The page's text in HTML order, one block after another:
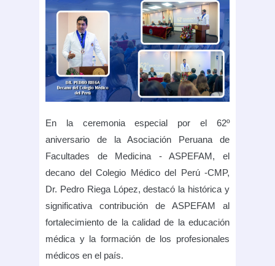
En la ceremonia especial por el 62º
aniversario de la Asociación Peruana de
Facultades de Medicina - ASPEFAM, el
decano del Colegio Médico del Perú -CMP,
Dr. Pedro Riega López, destacó la histórica y
significativa contribución de ASPEFAM al
fortalecimiento de la calidad de la educación
médica y la formación de los profesionales
médicos en el país.